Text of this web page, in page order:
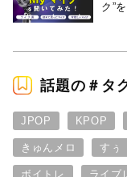
ク”
話題の＃タ
JPOP KPOP
きゅんメロ すぅ
ボイトレ ライブ